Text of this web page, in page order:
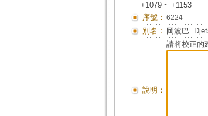
+1079 ~ +1153
序號： 6224
別名： 岡波巴
說明：
請將校正的